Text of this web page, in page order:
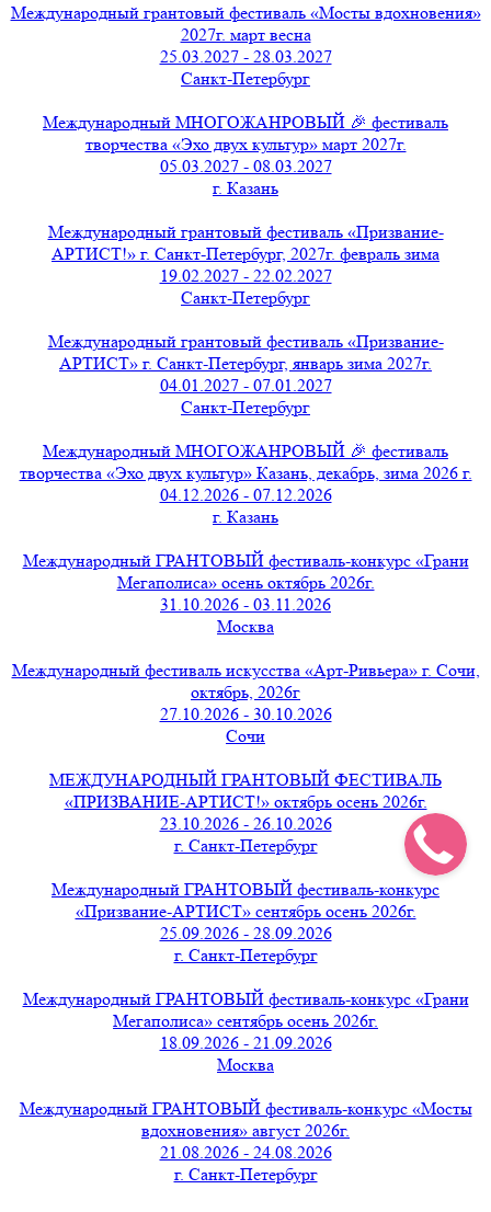
Международный грантовый фестиваль «Мосты вдохновения»
2027г. март весна
25.03.2027 - 28.03.2027
Санкт-Петербург
Международный МНОГОЖАНРОВЫЙ 🎉 фестиваль
творчества «Эхо двух культур» март 2027г.
05.03.2027 - 08.03.2027
г. Казань
Международный грантовый фестиваль «Призвание-
АРТИСТ!» г. Санкт-Петербург, 2027г. февраль зима
19.02.2027 - 22.02.2027
Санкт-Петербург
Международный грантовый фестиваль «Призвание-
АРТИСТ» г. Санкт-Петербург, январь зима 2027г.
04.01.2027 - 07.01.2027
Санкт-Петербург
Международный МНОГОЖАНРОВЫЙ 🎉 фестиваль
творчества «Эхо двух культур» Казань, декабрь, зима 2026 г.
04.12.2026 - 07.12.2026
г. Казань
Международный ГРАНТОВЫЙ фестиваль-конкурс «Грани
Мегаполиса» осень октябрь 2026г.
31.10.2026 - 03.11.2026
Москва
Международный фестиваль искусства «Арт-Ривьера» г. Сочи,
октябрь, 2026г
27.10.2026 - 30.10.2026
Сочи
МЕЖДУНАРОДНЫЙ ГРАНТОВЫЙ ФЕСТИВАЛЬ
«ПРИЗВАНИЕ-АРТИСТ!» октябрь осень 2026г.
23.10.2026 - 26.10.2026
г. Санкт-Петербург
Международный ГРАНТОВЫЙ фестиваль-конкурс
«Призвание-АРТИСТ» сентябрь осень 2026г.
25.09.2026 - 28.09.2026
г. Санкт-Петербург
Международный ГРАНТОВЫЙ фестиваль-конкурс «Грани
Мегаполиса» сентябрь осень 2026г.
18.09.2026 - 21.09.2026
Москва
Международный ГРАНТОВЫЙ фестиваль-конкурс «Мосты
вдохновения» август 2026г.
21.08.2026 - 24.08.2026
г. Санкт-Петербург